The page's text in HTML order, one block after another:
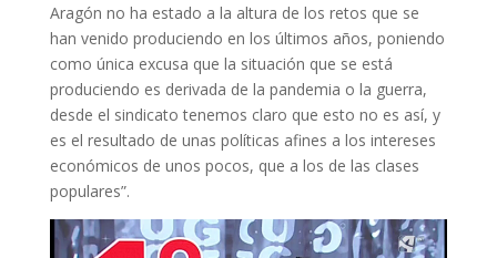
Aragón no ha estado a la altura de los retos que se
han venido produciendo en los últimos años, poniendo
como única excusa que la situación que se está
produciendo es derivada de la pandemia o la guerra,
desde el sindicato tenemos claro que esto no es así, y
es el resultado de unas políticas afines a los intereses
económicos de unos pocos, que a los de las clases
populares”.